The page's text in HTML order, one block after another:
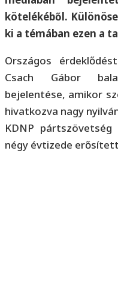
kötelékéből.
ki a témában ezen a
Országos
Csach Gábor
bejelentése, amikor
hivatkozva nagy
KDNP
négy évtizede